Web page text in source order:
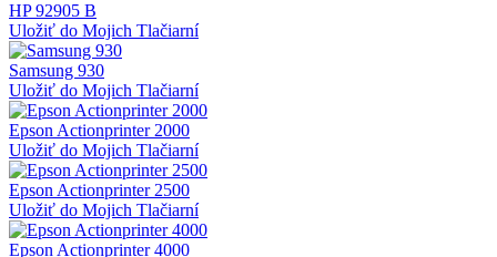
HP 92905 B
Uložiť do Mojich Tlačiarní
Samsung 930
Uložiť do Mojich Tlačiarní
Epson Actionprinter 2000
Uložiť do Mojich Tlačiarní
Epson Actionprinter 2500
Uložiť do Mojich Tlačiarní
Epson Actionprinter 4000